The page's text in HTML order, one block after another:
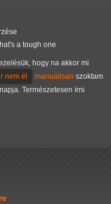
a tough one
hogy na akkor mi
manuálisan szoktam
Természetesen írni